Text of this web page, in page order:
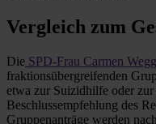
Vergleich zum
Die SPD-Frau Carmen
fraktionsübergreifenden
etwa zur Suizidhilfe oder
Beschlussempfehlung des
Gruppenanträge werden